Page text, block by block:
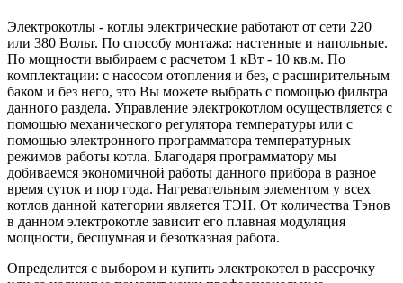
Электрокотлы - котлы электрические работают от сети 220
или 380 Вольт. По способу монтажа: настенные и напольные.
По мощности выбираем с расчетом 1 кВт - 10 кв.м. По
комплектации: с насосом отопления и без, с расширительным
баком и без него, это Вы можете выбрать с помощью фильтра
данного раздела. Управление электрокотлом осуществляется с
помощью механического регулятора температуры или с
помощью электронного программатора температурных
режимов работы котла. Благодаря программатору мы
добиваемся экономичной работы данного прибора в разное
время суток и пор года. Нагревательным элементом у всех
котлов данной категории является ТЭН. От количества Тэнов
в данном электрокотле зависит его плавная модуляция
мощности, бесшумная и безотказная работа.
Определится с выбором и купить электрокотел в рассрочку